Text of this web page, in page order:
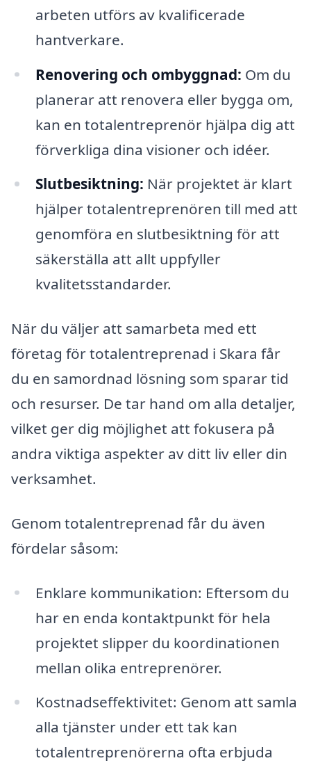
arbeten utförs av kvalificerade
hantverkare.
Renovering och ombyggnad: Om du
planerar att renovera eller bygga om,
kan en totalentreprenör hjälpa dig att
förverkliga dina visioner och idéer.
Slutbesiktning: När projektet är klart
hjälper totalentreprenören till med att
genomföra en slutbesiktning för att
säkerställa att allt uppfyller
kvalitetsstandarder.
När du väljer att samarbeta med ett
företag för totalentreprenad i Skara får
du en samordnad lösning som sparar tid
och resurser. De tar hand om alla detaljer,
vilket ger dig möjlighet att fokusera på
andra viktiga aspekter av ditt liv eller din
verksamhet.
Genom totalentreprenad får du även
fördelar såsom:
Enklare kommunikation: Eftersom du
har en enda kontaktpunkt för hela
projektet slipper du koordinationen
mellan olika entreprenörer.
Kostnadseffektivitet: Genom att samla
alla tjänster under ett tak kan
totalentreprenörerna ofta erbjuda